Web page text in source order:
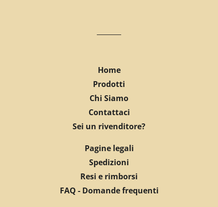
Home
Prodotti
Chi Siamo
Contattaci
Sei un rivenditore?
Pagine legali
Spedizioni
Resi e rimborsi
FAQ - Domande frequenti